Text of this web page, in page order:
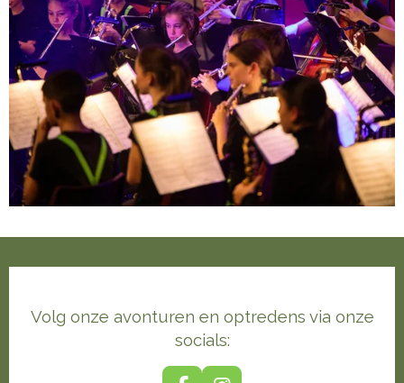
Volg onze avonturen en optredens via onze
socials: